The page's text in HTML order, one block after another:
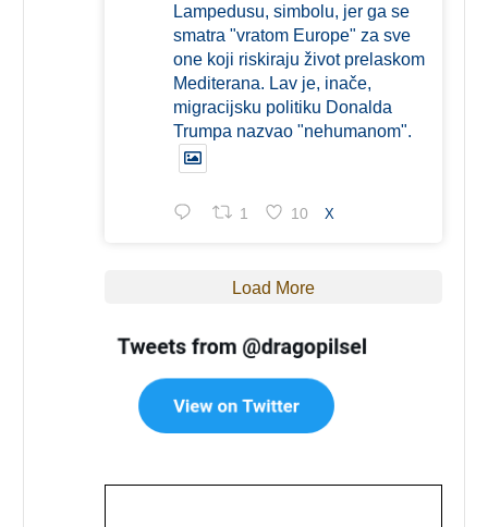
Lampedusu, simbolu, jer ga se
smatra "vratom Europe" za sve
one koji riskiraju život prelaskom
Mediterana. Lav je, inače,
migracijsku politiku Donalda
Trumpa nazvao "nehumanom".
1 10 X
Load More